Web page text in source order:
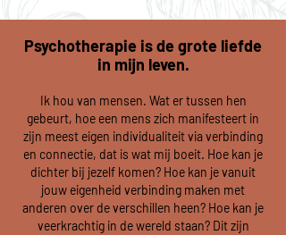
Psychotherapie is de grote liefde
in mijn leven.
Ik hou van mensen. Wat er tussen hen
gebeurt, hoe een mens zich manifesteert in
zijn meest eigen individualiteit via verbinding
en connectie, dat is wat mij boeit. Hoe kan je
dichter bij jezelf komen? Hoe kan je vanuit
jouw eigenheid verbinding maken met
anderen over de verschillen heen? Hoe kan je
veerkrachtig in de wereld staan? Dit zijn